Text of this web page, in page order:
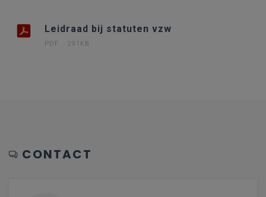
Leidraad bij statuten vzw
PDF 291KB
CONTACT